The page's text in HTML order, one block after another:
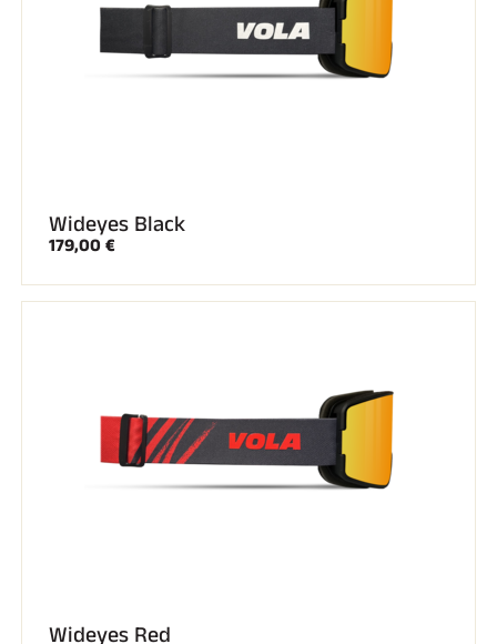
Wideyes Black
179,00 €
Wideyes Red